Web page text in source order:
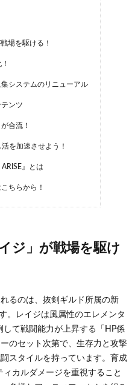
場を駆ける！
システムのリニューアル
ンツ
合流！
を加速させよう！
』とは
ちらから！
ジ」が戦場を駆け
るのは、抜剣ギルド所属の新
。レイジは風属性のエレメンタ
て戦闘能力が上昇する「HP係
のセット次第で、生存力と攻撃
スタイルを持っています。育成
カルダメージを重視すること